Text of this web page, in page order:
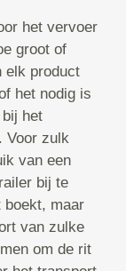
het vervoer
groot of
elk product
het nodig is
het
Voor zulk
van een
bij te
boekt, maar
van zulke
om de rit